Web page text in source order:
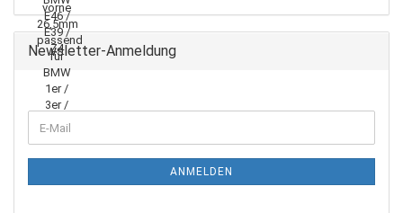
Newsletter-Anmeldung
ANMELDEN